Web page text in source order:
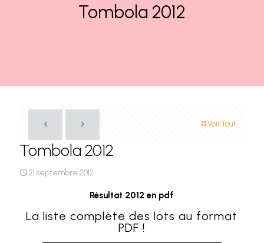
Tombola 2012
Voir tout
Tombola 2012
21 septembre 2012
Résultat 2012 en pdf
La liste complète des lots au format
PDF !